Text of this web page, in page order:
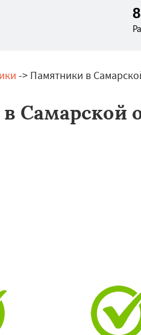
-> Памятники в
Самарской